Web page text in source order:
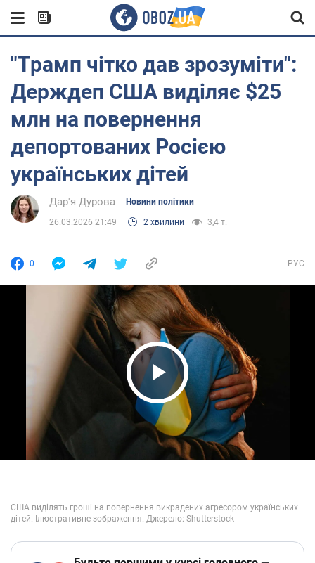
"Трамп чітко дав зрозуміти":
Держдеп США виділяє $25
млн на повернення
депортованих Росією
українських дітей
Дар'я Дурова Новини політики
26.03.2026 21:49 2 хвилини 3,4 т.
0 РУС
Play Video